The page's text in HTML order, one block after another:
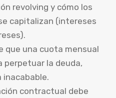
revolving y cómo los
capitalizan (intereses
que una cuota mensual
perpetuar la deuda,
inacabable.
contractual debe